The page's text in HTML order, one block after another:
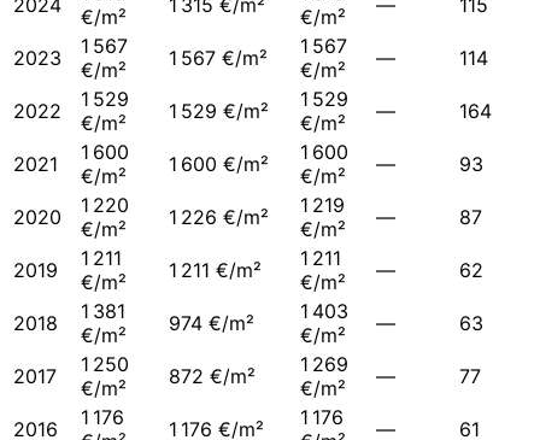
2024
€/m²
1 315 €/m²
€/m²
— 115
2023
1 567
€/m²
1 567 €/m²
1 567
€/m²
— 114
2022
1 529
€/m²
1 529 €/m²
1 529
€/m²
— 164
2021
1 600
€/m²
1 600 €/m²
1 600
€/m²
— 93
2020
1 220
€/m²
1 226 €/m²
1 219
€/m²
— 87
2019
1 211
€/m²
1 211 €/m²
1 211
€/m²
— 62
2018
1 381
€/m²
974 €/m²
1 403
€/m²
— 63
2017
1 250
€/m²
872 €/m²
1 269
€/m²
— 77
2016
1 176
1 176 €/m²
1 176
— 61